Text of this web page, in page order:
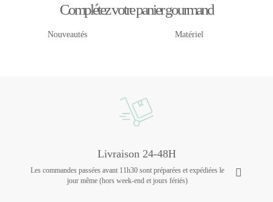
Complétez votre panier gourmand
Nouveautés Matériel
Livraison 24-48H
Les commandes passées avant 11h30 sont préparées et expédiées le
jour même (hors week-end et jours fériés)